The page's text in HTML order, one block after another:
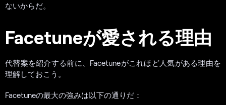
ないからだ。
Facetuneが愛される理由
代替案を紹介する前に、Facetuneがこれほど人気がある理由を
理解しておこう。
Facetuneの最大の強みは以下の通りだ：